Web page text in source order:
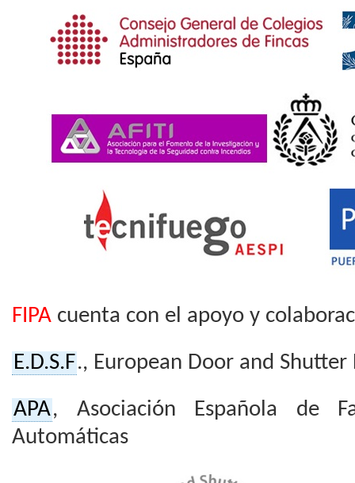
FIPA cuenta con el apoyo y
E.D.S.F., European Door and Shutter
APA, Asociación Española de
Automáticas